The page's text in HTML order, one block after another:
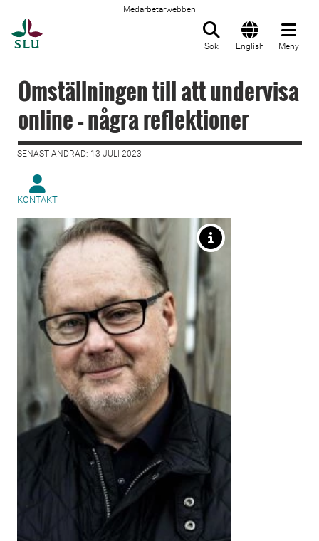
Medarbetarwebben
Sök English Meny
Omställningen till att undervisa
online – några reflektioner
SENAST ÄNDRAD: 13 JULI 2023
KONTAKT